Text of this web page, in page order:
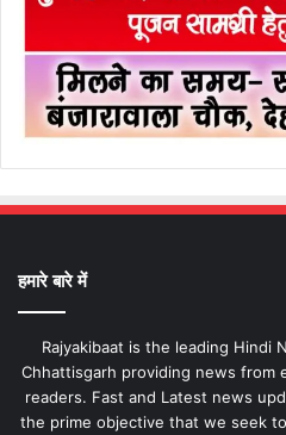
हमारे बारे में
Rajyakibaat is the leading Hindi
Chhattisgarh providing news from
readers. Fast and Latest news
the prime objective that we seek